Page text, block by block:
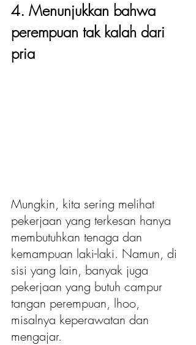
4. Menunjukkan bahwa
perempuan tak kalah dari
pria
Mungkin, kita sering melihat
pekerjaan yang terkesan hanya
membutuhkan tenaga dan
kemampuan laki-laki. Namun, di
sisi yang lain, banyak juga
pekerjaan yang butuh campur
tangan perempuan, lhoo,
misalnya keperawatan dan
mengajar.